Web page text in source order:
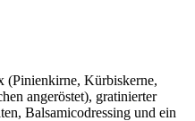
(Pinienkirne, Kürbiskerne,
angeröstet), gratinierter
Balsamicodressing und ein